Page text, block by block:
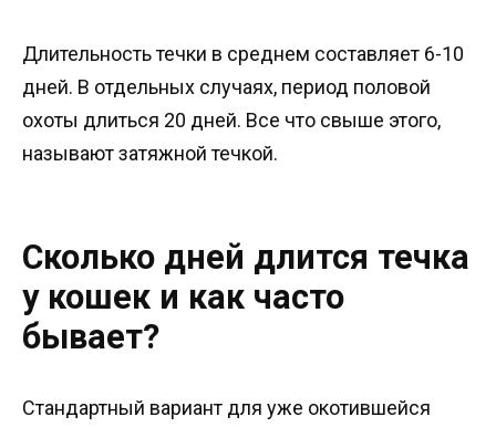
Длительность течки в среднем составляет 6-10
дней. В отдельных случаях, период половой
охоты длиться 20 дней. Все что свыше этого,
называют затяжной течкой.
Сколько дней длится течка
у кошек и как часто
бывает?
Стандартный вариант для уже окотившейся